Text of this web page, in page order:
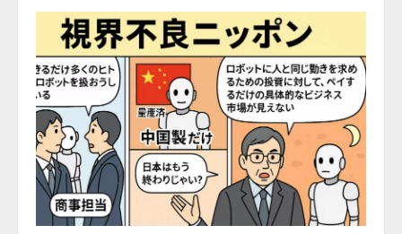
5
創を推進する 「Agentic IoT Lab」
を設立
2026/08/06/11:53:44
1
AI駆動開発の推進に向けて
「TinhVan Technologies JSC.」と業
務提携
2026/08/06/14:54:32
藤原竜也がAIで組織の改善点を見